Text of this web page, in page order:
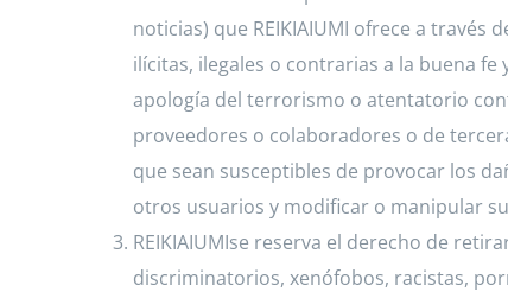
noticias) que REIKIAIUMI ofrece a
ilícitas, ilegales o contrarias a la buena
apología del terrorismo o atentatorio
proveedores o colaboradores o de
que sean susceptibles de provocar los
otros usuarios y modificar o manipular
REIKIAIUMIse reserva el derecho de
discriminatorios, xenófobos, racistas,